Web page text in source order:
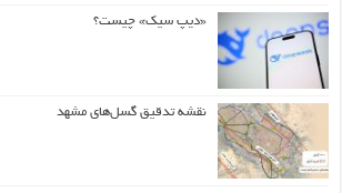
«دیپ سیک» چیست؟
نقشه تدقیق گسل‌های مشهد